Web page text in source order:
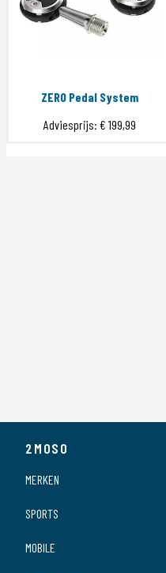
ZERO Pedal System
Adviesprijs: € 199,99
2MOSO
MERKEN
SPORTS
MOBILE